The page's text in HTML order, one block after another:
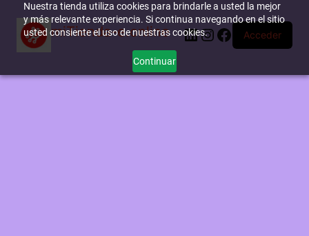
Nuestra tienda utiliza cookies para brindarle a usted la mejor
y más relevante experiencia. Si continua navegando en el sitio
usted consiente el uso de nuestras cookies.
Continuar
miTienda-e.online LinkedIn
Instagram
Facebook
Acceder